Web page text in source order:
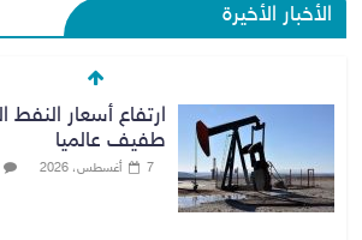
الأخبار الأخيرة
ارتفاع أسعار
طفيف عالميا
7 أغسطس، 2026